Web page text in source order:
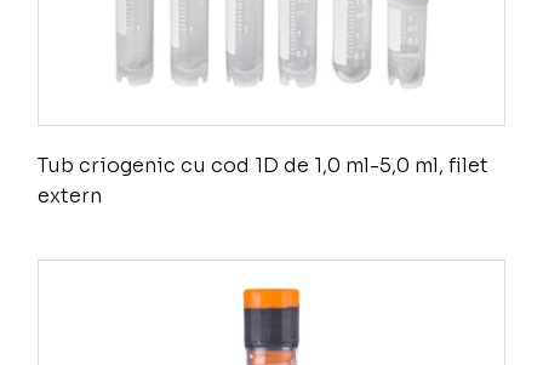
Tub criogenic cu cod 1D de 1,0 ml-5,0 ml, filet
extern